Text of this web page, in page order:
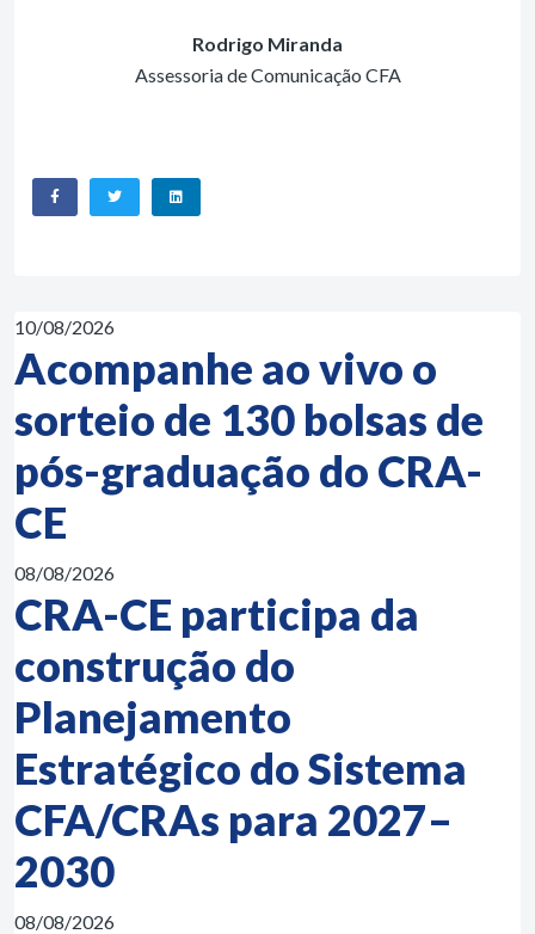
Rodrigo Miranda
Assessoria de Comunicação CFA
10/08/2026
Acompanhe ao vivo o
sorteio de 130 bolsas de
pós-graduação do CRA-
CE
08/08/2026
CRA-CE participa da
construção do
Planejamento
Estratégico do Sistema
CFA/CRAs para 2027–
2030
08/08/2026